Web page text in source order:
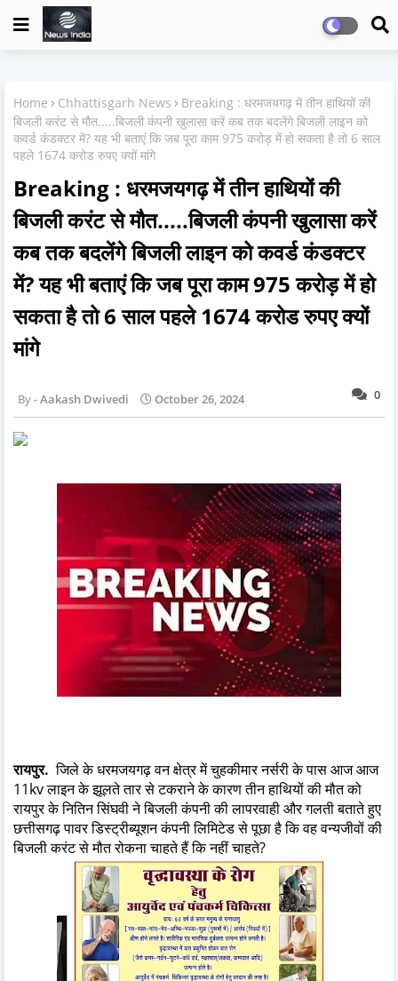
Home Chhattisgarh News
Breaking : धरमजयगढ़ में तीन हाथियों की
बिजली करंट से मौत.....बिजली कंपनी खुलासा करें कब तक बदलेंगे बिजली लाइन को
कवर्ड कंडक्टर में? यह भी बताएं कि जब पूरा काम 975 करोड़ में हो सकता है तो 6 साल
पहले 1674 करोड रुपए क्यों मांगे
Breaking : धरमजयगढ़ में तीन हाथियों की
बिजली करंट से मौत.....बिजली कंपनी खुलासा करें
कब तक बदलेंगे बिजली लाइन को कवर्ड कंडक्टर
में? यह भी बताएं कि जब पूरा काम 975 करोड़ में हो
सकता है तो 6 साल पहले 1674 करोड रुपए क्यों
मांगे
0
Aakash Dwivedi October 26, 2024
रायपुर. जिले के धरमजयगढ़ वन क्षेत्र में चुहकीमार नर्सरी के पास आज आज
11kv लाइन के झूलते तार से टकराने के कारण तीन हाथियों की मौत को
रायपुर के नितिन सिंघवी ने बिजली कंपनी की लापरवाही और गलती बताते हुए
छत्तीसगढ़ पावर डिस्ट्रीब्यूशन कंपनी लिमिटेड से पूछा है कि वह वन्यजीवों की
बिजली करंट से मौत रोकना चाहते हैं कि नहीं चाहते?